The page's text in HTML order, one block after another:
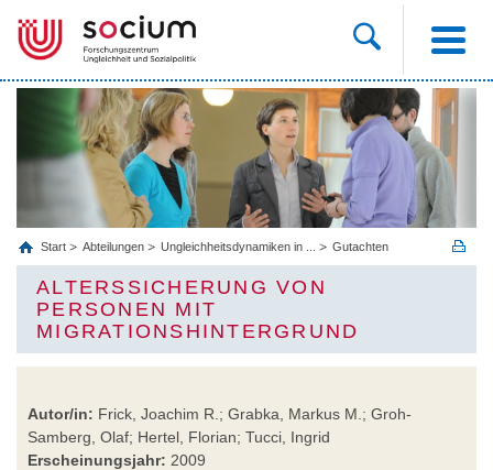
Start Abteilungen Ungleichheitsdynamiken in ... Gutachten
ALTERSSICHERUNG VON
PERSONEN MIT
MIGRATIONSHINTERGRUND
Autor/in: Frick, Joachim R.; Grabka, Markus M.; Groh-
Samberg, Olaf; Hertel, Florian; Tucci, Ingrid
Erscheinungsjahr: 2009